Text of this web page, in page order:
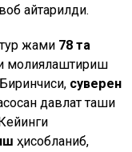
қайтарилди.
жами 78 та
молиялаштириш
суверен
давлат ташқи
ҳисобланиб,